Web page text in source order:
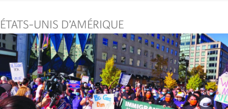
ÉTATS-UNIS D’AMÉRIQUE